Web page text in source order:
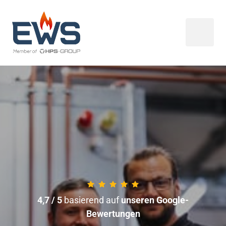
4,7 / 5 basierend auf unseren Google-
Bewertungen